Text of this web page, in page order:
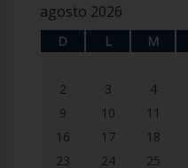
agosto 2026
D L M
2
3 4
9
10 11
16
17 18
23
24 25